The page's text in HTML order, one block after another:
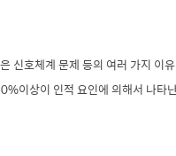
신호체계 문제 등의 여러 가지 이
이상이 인적 요인에 의해서 나타